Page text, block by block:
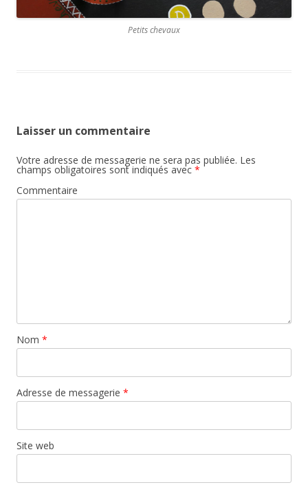
Petits chevaux
Laisser un commentaire
Votre adresse de messagerie ne sera pas publiée. Les
champs obligatoires sont indiqués avec *
Commentaire
Nom *
Adresse de messagerie *
Site web